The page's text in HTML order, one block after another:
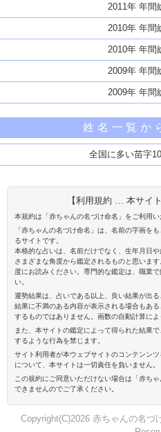
2011年 年間
2010年 年間
2010年 年間
2009年 年間
2009年 年間
姓名一覧か
全国に多い苗字
【利用規約 … 本サイ
本規約は「赤ちゃんの名づけ命名」をご利用
「赤ちゃんの名づけ命名」は、名前の字画を
るサイトです。
本格的な占いは、名前だけでなく、生年月日
さまざまな角度から鑑定されるものと思いま
度にお読みください。専門的な鑑定は、職業
い。
運勢結果は、占いである以上、良い結果が出
結果に不満のある内容が表示される場合もあ
するものではありません。画数の自動計算によ
また、本サイトの鑑定によって得られた結果
するような行為を禁じます。
サイト利用者が本ウェブサイトのコンテンン
について、本サイトは一切責任を負いません。
この規約にご同意いただけない場合は「赤ち
できませんのでご了承ください。
Copyright(C)2026 赤ちゃんの名